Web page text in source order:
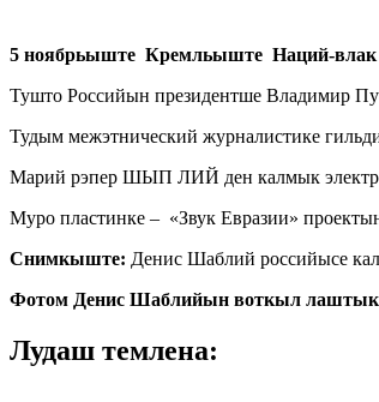
5 ноябрьыште Кремльыште Наций-влак
Тушто Российын президентше Владимир
Тудым межэтнический журналистике
Марий рэпер ШЫП ЛИЙ ден калмык
Муро пластинке – «Звук Евразии»
Снимкыште: Денис Шаблий российысе
Фотом Денис Шаблийын воткыл
Лудаш темлена: